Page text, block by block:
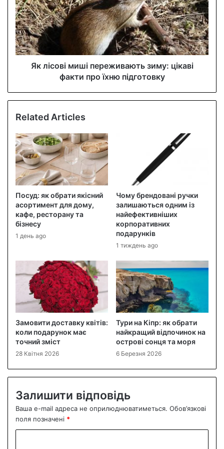
Як лісові миші переживають зиму: цікаві
факти про їхню підготовку
Related Articles
Посуд: як обрати якісний
асортимент для дому,
кафе, ресторану та
бізнесу
1 день ago
Чому брендовані ручки
залишаються одним із
найефективніших
корпоративних
подарунків
1 тиждень ago
Замовити доставку квітів:
коли подарунок має
точний зміст
28 Квітня 2026
Тури на Кіпр: як обрати
найкращий відпочинок на
острові сонця та моря
6 Березня 2026
Залишити відповідь
Ваша e-mail адреса не оприлюднюватиметься. Обов’язкові
поля позначені *